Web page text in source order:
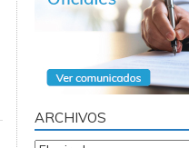
ARCHIVOS